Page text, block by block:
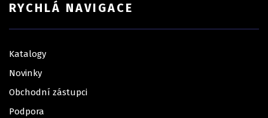
RYCHLÁ NAVIGACE
Katalogy
Novinky
Obchodní zástupci
Podpora